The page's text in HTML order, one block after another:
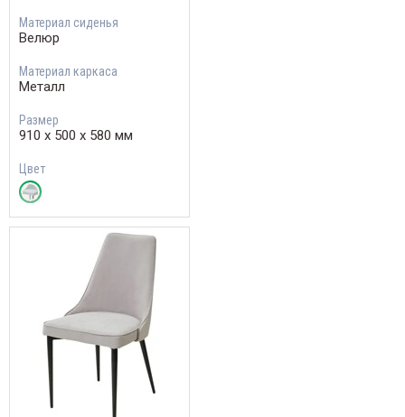
Материал сиденья
Велюр
Материал каркаса
Металл
Размер
910 х 500 х 580 мм
Цвет